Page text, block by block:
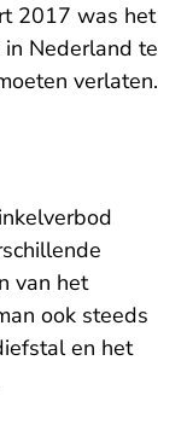
2017 was het
Nederland te
verlaten.
van het
ook steeds
en het